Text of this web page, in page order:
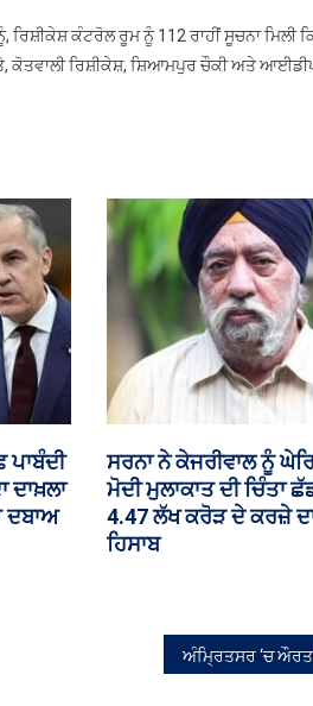
ਕੰਟਰੋਲ ਰੂਮ ਨੂੰ 112 ਰਾਹੀਂ ਸੂਚਨਾ ਮਿਲੀ
ਕੋਤਵਾਲੀ ਰਿਸ਼ੀਕੇਸ਼, ਸ਼ਿਆਮਪੁਰ ਚੌਕੀ ਅਤੇ
ਸੰਗ੍ਰਹਿ
ਮੋਹਾਲੀ ਸਿੱਖਿਆ ਬੋਰਡ
ਪੱਕਾ ਧਰਨਾ ਨਾੜੂ, ਸੁਭਾਸ਼,